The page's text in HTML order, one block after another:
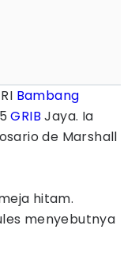
Bambang
GRIB Jaya. Ia
de Marshall
hitam.
menyebutnya